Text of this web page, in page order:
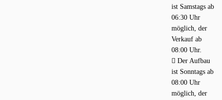
ist Samstags ab
06:30 Uhr
möglich, der
Verkauf ab
08:00 Uhr.
Der Aufbau
ist Sonntags ab
08:00 Uhr
möglich, der